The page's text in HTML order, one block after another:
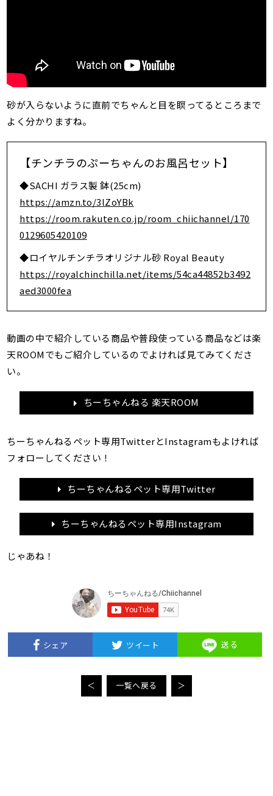
砂が入らないように直前でちゃんと目を瞑ってるところまで
よく分かりますね。
【チンチラのぷーちゃんのお風呂セット】
◆SACHI ガラス製 鉢(25cm)
https://amzn.to/3lZoYBk
https://room.rakuten.co.jp/room_chiichannel/170
0129605420109
◆ロイヤルチンチラオリジナル砂 Royal Beauty
https://royalchinchilla.net/items/54ca44852b3492
aed3000fea
動画の中で紹介している商品や普段使っている商品などは楽
天ROOMでもご紹介しているのでよければ見てみてくださ
い。
ちーちゃんねる 楽天ROOM
ちーちゃんねるペット専用TwitterとInstagramもよければ
フォローしてください！
ちーちゃんねるペット専用Twitter
ちーちゃんねるペット専用Instagram
じゃあね！
シェア ツイート 送る
＜ 一覧へ戻る ＞